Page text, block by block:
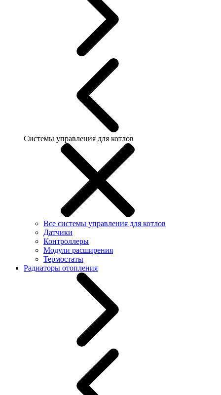
Системы управления для котлов
Все системы управления для котлов
Датчики
Контроллеры
Модули расширения
Термостаты
Радиаторы отопления